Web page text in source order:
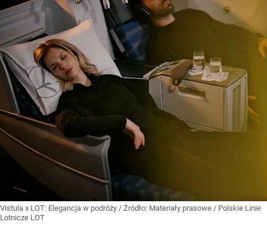
Vistula x LOT: Elegancja w podróży / Źródło: Materiały prasowe / Polskie Linie
Lotnicze LOT